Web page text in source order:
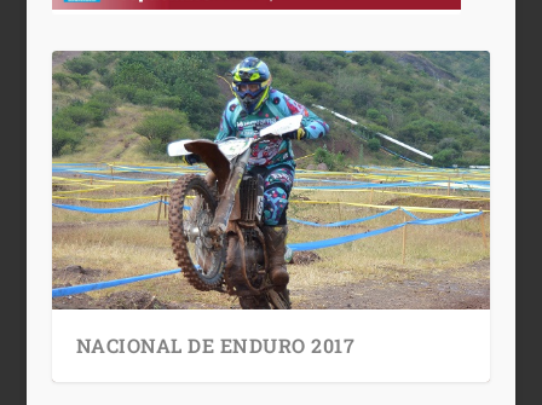
NACIONAL DE ENDURO 2017